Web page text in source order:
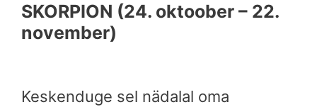
SKORPION (24. oktoober – 22.
november)
Keskenduge sel nädalal oma